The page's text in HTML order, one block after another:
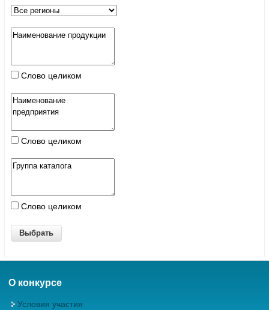
Слово целиком
Слово целиком
Слово целиком
О конкурсе
Условия участия